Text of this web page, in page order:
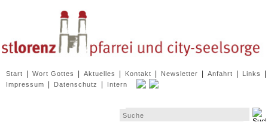
überspringen
Start Wort Gottes Aktuelles Kontakt Newsletter Anfahrt Links
Impressum Datenschutz Intern